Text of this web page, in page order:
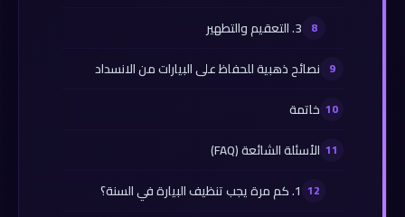
3. التعقيم والتطهير
نصائح ذهبية للحفاظ على البيارات من الانسداد
خاتمة
الأسئلة الشائعة (FAQ)
1. كم مرة يجب تنظيف البيارة في السنة؟